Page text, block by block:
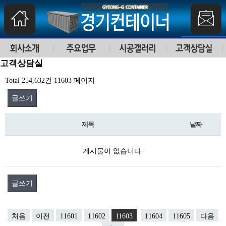
고객상담실
Total 254,632건 11603 페이지
글쓰기
제목 날짜
게시물이 없습니다.
글쓰기
처음 이전 11601 11602 11603 11604 11605
다음